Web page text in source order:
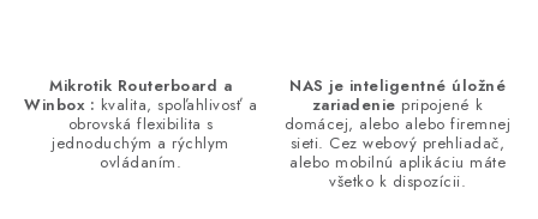
Mikrotik Routerboard a
Winbox : kvalita, spoľahlivosť a
obrovská flexibilita s
jednoduchým a rýchlym
ovládaním.
NAS je inteligentné úložné
zariadenie pripojené k
domácej, alebo alebo firemnej
sieti. Cez webový prehliadač,
alebo mobilnú aplikáciu máte
všetko k dispozícii.